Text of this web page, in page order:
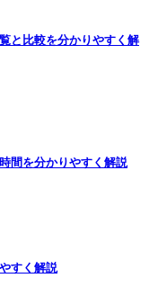
と比較を分かりやすく解
間を分かりやすく解説
すく解説